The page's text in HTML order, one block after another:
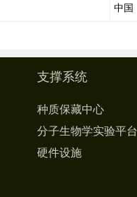
中国
支撑系统
种质保藏中心
分子生物学实验平台
硬件设施